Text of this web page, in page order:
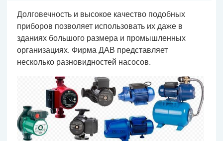
Долговечность и высокое качество подобных
приборов позволяет использовать их даже в
зданиях большого размера и промышленных
организациях. Фирма ДАВ представляет
несколько разновидностей насосов.